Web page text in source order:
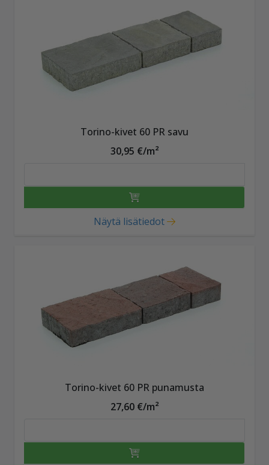
Torino-kivet 60 PR savu
30,95 €/m²
Näytä lisätiedot
Torino-kivet 60 PR punamusta
27,60 €/m²